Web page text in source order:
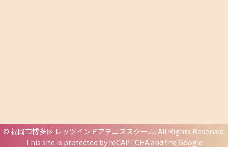
© 福岡市博多区 レッツインドアテニススクール. All Rights Reserved.
This site is protected by reCAPTCHA and the Google